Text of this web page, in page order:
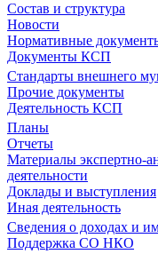
Состав и структура
Новости
Нормативные
Документы КСП
Стандарты внешнего
Прочие документы
Деятельность КСП
Планы
Отчеты
Материалы экспертно-
деятельности
Доклады и выступления
Иная деятельность
Сведения о доходах и
Поддержка СО НКО